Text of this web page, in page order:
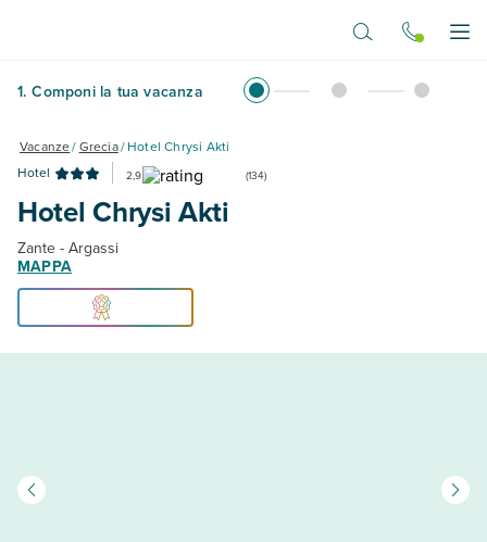
1. Componi la tua vacanza
Vacanze/Grecia/Hotel Chrysi Akti
Hotel
2,9 (134)
Hotel Chrysi Akti
Zante - Argassi
MAPPA